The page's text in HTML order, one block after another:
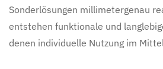
Sonderlösungen millimetergenau
entstehen funktionale und
denen individuelle Nutzung im